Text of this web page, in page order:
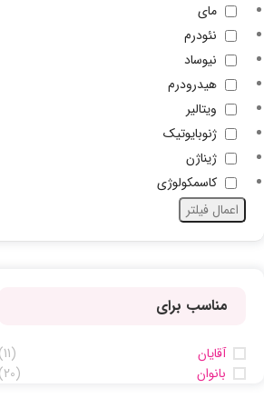
مای
نئودرم
نیوساد
هیدرودرم
ویتالیر
ژنوبایوتیک
ژیناژن
کاسمکولوژی
اعمال فیلتر
مناسب برای
آقایان
(11)
بانوان
(20)